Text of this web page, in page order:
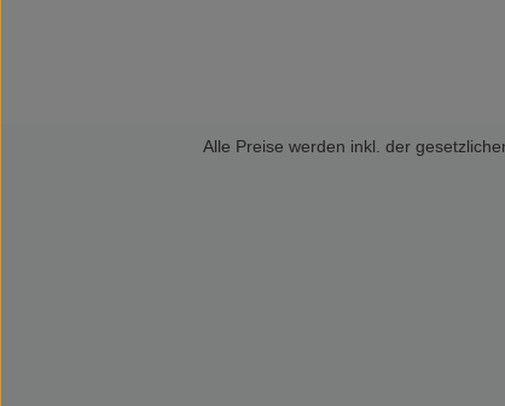
Alle Preise werden inkl. der